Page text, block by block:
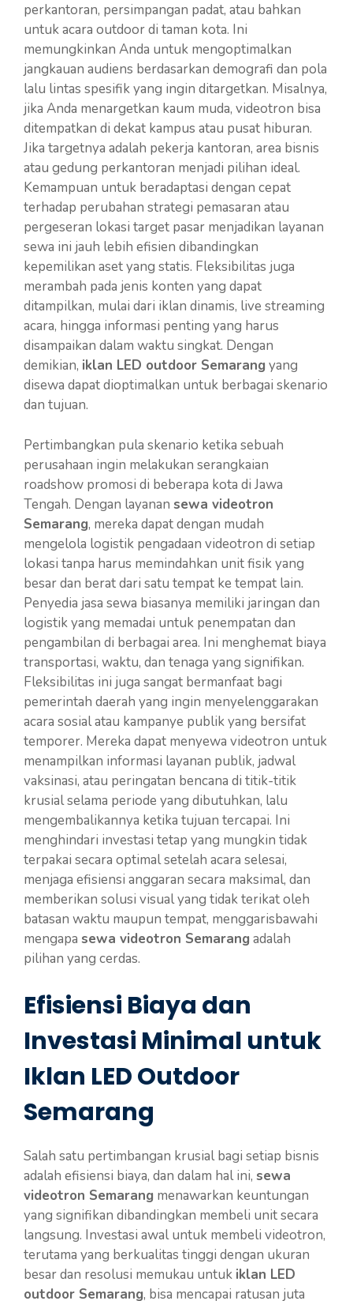
perkantoran, persimpangan padat, atau bahkan
untuk acara outdoor di taman kota. Ini
memungkinkan Anda untuk mengoptimalkan
jangkauan audiens berdasarkan demografi dan pola
lalu lintas spesifik yang ingin ditargetkan. Misalnya,
jika Anda menargetkan kaum muda, videotron bisa
ditempatkan di dekat kampus atau pusat hiburan.
Jika targetnya adalah pekerja kantoran, area bisnis
atau gedung perkantoran menjadi pilihan ideal.
Kemampuan untuk beradaptasi dengan cepat
terhadap perubahan strategi pemasaran atau
pergeseran lokasi target pasar menjadikan layanan
sewa ini jauh lebih efisien dibandingkan
kepemilikan aset yang statis. Fleksibilitas juga
merambah pada jenis konten yang dapat
ditampilkan, mulai dari iklan dinamis, live streaming
acara, hingga informasi penting yang harus
disampaikan dalam waktu singkat. Dengan
demikian, iklan LED outdoor Semarang yang
disewa dapat dioptimalkan untuk berbagai skenario
dan tujuan.
Pertimbangkan pula skenario ketika sebuah
perusahaan ingin melakukan serangkaian
roadshow promosi di beberapa kota di Jawa
Tengah. Dengan layanan sewa videotron
Semarang, mereka dapat dengan mudah
mengelola logistik pengadaan videotron di setiap
lokasi tanpa harus memindahkan unit fisik yang
besar dan berat dari satu tempat ke tempat lain.
Penyedia jasa sewa biasanya memiliki jaringan dan
logistik yang memadai untuk penempatan dan
pengambilan di berbagai area. Ini menghemat biaya
transportasi, waktu, dan tenaga yang signifikan.
Fleksibilitas ini juga sangat bermanfaat bagi
pemerintah daerah yang ingin menyelenggarakan
acara sosial atau kampanye publik yang bersifat
temporer. Mereka dapat menyewa videotron untuk
menampilkan informasi layanan publik, jadwal
vaksinasi, atau peringatan bencana di titik-titik
krusial selama periode yang dibutuhkan, lalu
mengembalikannya ketika tujuan tercapai. Ini
menghindari investasi tetap yang mungkin tidak
terpakai secara optimal setelah acara selesai,
menjaga efisiensi anggaran secara maksimal, dan
memberikan solusi visual yang tidak terikat oleh
batasan waktu maupun tempat, menggarisbawahi
mengapa sewa videotron Semarang adalah
pilihan yang cerdas.
Efisiensi Biaya dan
Investasi Minimal untuk
Iklan LED Outdoor
Semarang
Salah satu pertimbangan krusial bagi setiap bisnis
adalah efisiensi biaya, dan dalam hal ini, sewa
videotron Semarang menawarkan keuntungan
yang signifikan dibandingkan membeli unit secara
langsung. Investasi awal untuk membeli videotron,
terutama yang berkualitas tinggi dengan ukuran
besar dan resolusi memukau untuk iklan LED
outdoor Semarang, bisa mencapai ratusan juta